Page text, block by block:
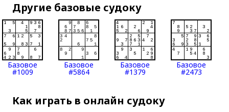
Другие базовые судоку
Базовое
#1009
Базовое
#5864
Базовое
#1379
Базовое
#2473
Как играть в онлайн судоку